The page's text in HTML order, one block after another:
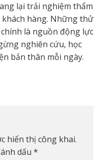
lại trải nghiệm thẩm
khách hàng. Những thử
là nguồn động lực
nghiên cứu, học
bản thân mỗi ngày.
hiển thị công khai.
dấu *